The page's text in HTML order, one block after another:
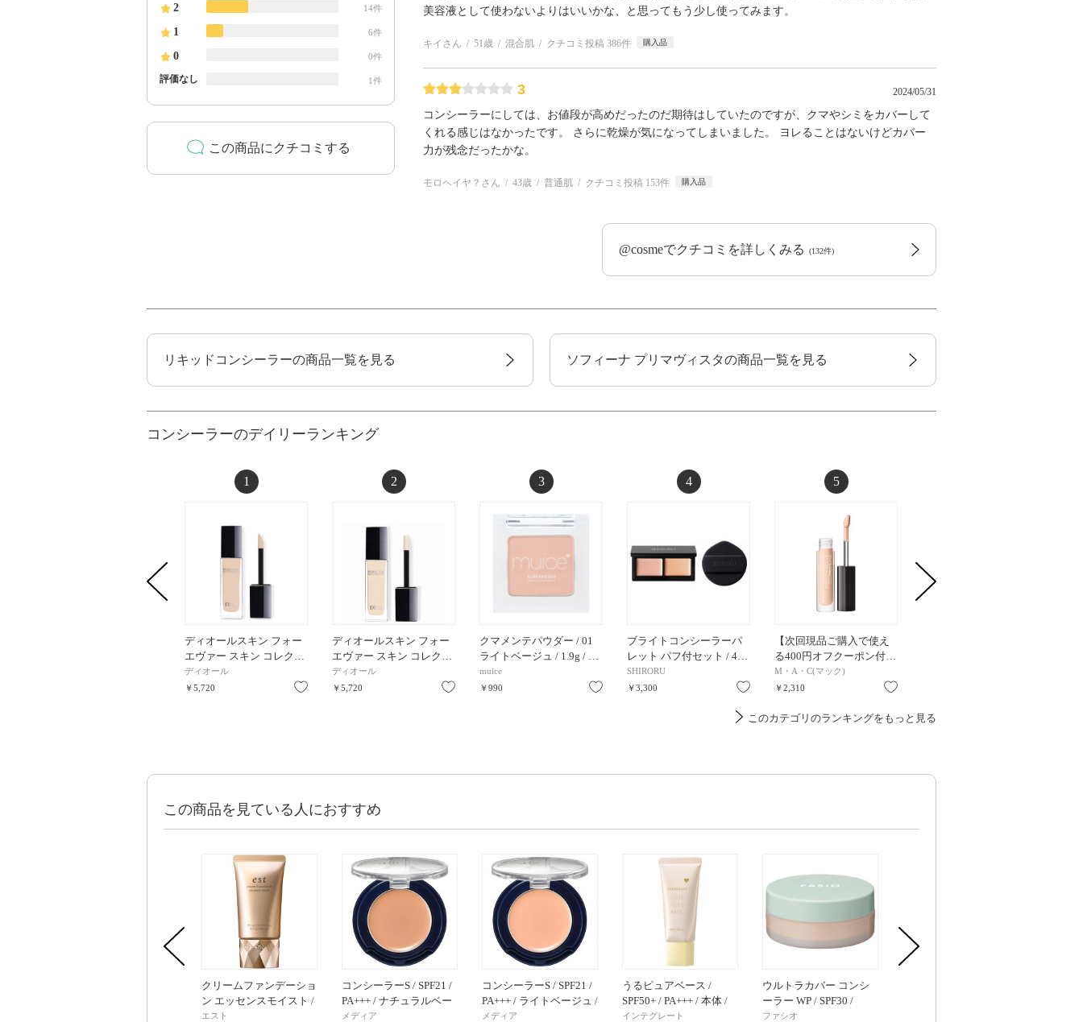
2 14件
1 6件
0 0件
評価なし 1件
この商品にクチコミする
美容液として使わないよりはいいかな、と思ってもう少し使ってみます。
キイさん 51歳 混合肌 クチコミ投稿 386件 購入品
3 2024/05/31
コンシーラーにしては、お値段が高めだったのだ期待はしていたのですが、クマやシミをカバーして
くれる感じはなかったです。 さらに乾燥が気になってしまいました。 ヨレることはないけどカバー
力が残念だったかな。
モロヘイヤ？さん 43歳 普通肌 クチコミ投稿 153件 購入品
@cosmeでクチコミを詳しくみる (132件)
リキッドコンシーラーの商品一覧を見る ソフィーナ プリマヴィスタの商品一覧を見る
コンシーラーのデイリーランキング
1
ディオールスキン フォー
エヴァー スキン コレク…
ディオール
￥5,720
お気に入り
2
ディオールスキン フォー
エヴァー スキン コレク…
ディオール
￥5,720
お気に入り
3
クマメンテパウダー / 01
ライトベージュ / 1.9g / …
muice
￥990
お気に入り
4
ブライトコンシーラーパ
レット パフ付セット / 4…
SHIRORU
￥3,300
お気に入り
5
【次回現品ご購入で使え
る400円オフクーポン付…
M・A・C(マック)
￥2,310
このカテゴリのランキングをもっと見る
この商品を見ている人におすすめ
クリームファンデーショ
ン エッセンスモイスト /
SPF25 / PA++ / 本体 / オ
エスト
コンシーラーS / SPF21 /
PA+++ / ナチュラルベー
ジュ / 1.7g
メディア
コンシーラーS / SPF21 /
PA+++ / ライトベージュ /
1.7g
メディア
うるピュアベース /
SPF50+ / PA+++ / 本体 /
レモン / 30g / 無香料
インテグレート
ウルトラカバー コンシ
ーラー WP / SPF30 /
PA+++ / 02 ミディアムベ
ファシオ